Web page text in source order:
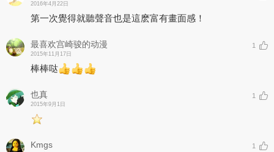
2016年4月22日
第一次覺得就聽聲音也是這麽富有畫面感！
最喜欢宫崎骏的动漫
2015年11月17日
1
棒棒哒
也真
2015年9月1日
1
Kmgs 1